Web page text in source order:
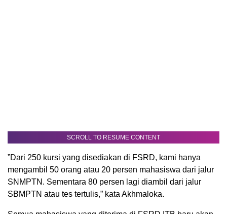
SCROLL TO RESUME CONTENT
”Dari 250 kursi yang disediakan di FSRD, kami hanya
mengambil 50 orang atau 20 persen mahasiswa dari jalur
SNMPTN. Sementara 80 persen lagi diambil dari jalur
SBMPTN atau tes tertulis,” kata Akhmaloka.